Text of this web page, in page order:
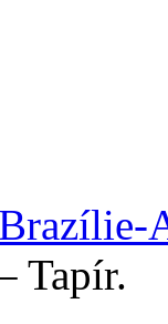
Tapír.